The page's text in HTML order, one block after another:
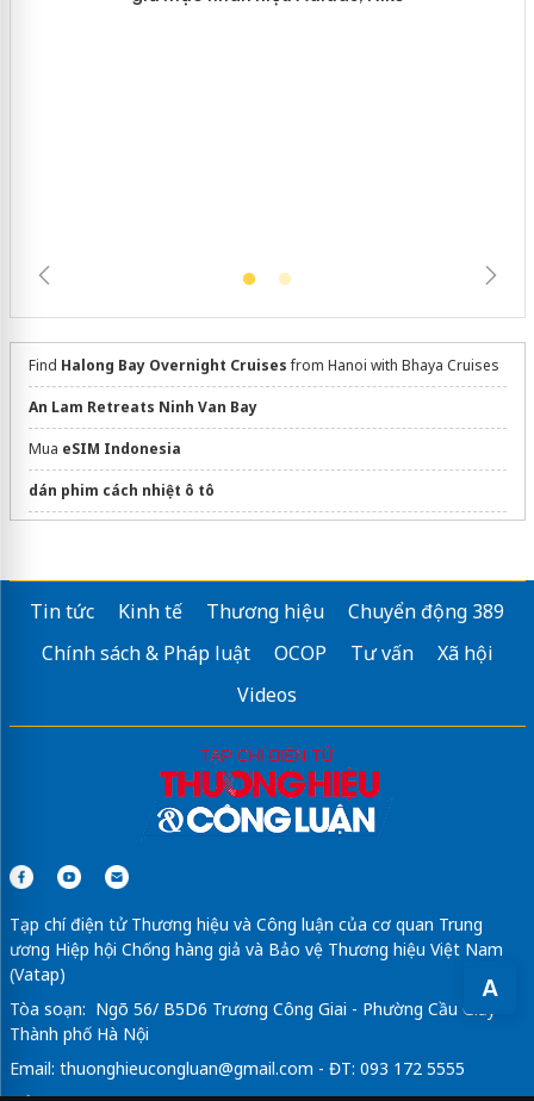
A
Find Halong Bay Overnight Cruisesfrom Hanoi with Bhaya Cruises
An Lam Retreats Ninh Van Bay
Mua eSIM Indonesia
dán phim cách nhiệt ô tô
ChuyênSửa bếp nội địa NhậtGiá rẻ
Giá thuê máy photo
Tin tức Kinh tế Thương hiệu
Chuyển động 389
Chính sách & Pháp luật
OCOP Tư vấn
Xã hội
Videos
Tạp chí điện tử Thương hiệu và Công luận của cơ quan Trung
ương Hiệp hội Chống hàng giả và Bảo vệ Thương hiệu Việt Nam
(Vatap)
Tòa soạn: Ngõ 56/ B5D6 Trương Công Giai - Phường Cầu Giấy -
Thành phố Hà Nội
Email: thuonghieucongluan@gmail.com - ĐT: 093 172 5555